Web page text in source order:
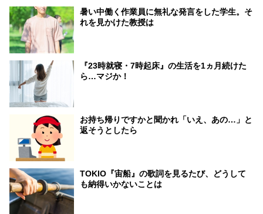
暑い中働く作業員に無礼な発言をした学生。そ
れを見かけた教授は
『23時就寝・7時起床』の生活を1ヵ月続けた
ら…マジか！
お持ち帰りですかと聞かれ「いえ、あの…」と
返そうとしたら
TOKIO『宙船』の歌詞を見るたび、どうして
も納得いかないことは